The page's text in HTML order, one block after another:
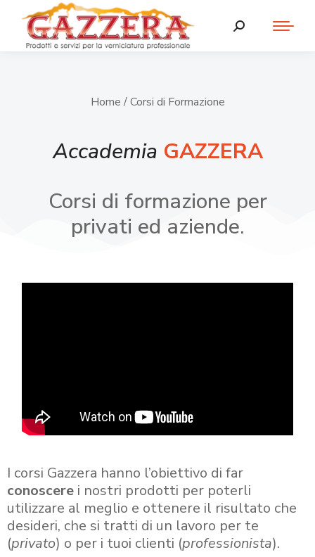
Home / Corsi di Formazione
Accademia GAZZERA
Corsi di formazione per
privati ed aziende.
I corsi Gazzera hanno l’obiettivo di far
conoscere i nostri prodotti per poterli
utilizzare al meglio e ottenere il risultato che
desideri, che si tratti di un lavoro per te
(privato) o per i tuoi clienti (professionista).